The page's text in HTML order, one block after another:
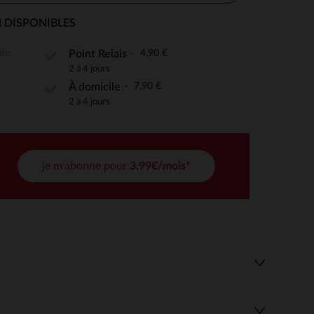
de confidentialité, en garantissant la conformité avec
Point Relais 4,90 €
2 à 4 jours
À domicile 7,90 €
2 à 4 jours
je m'abonne pour 3,99€/mois*